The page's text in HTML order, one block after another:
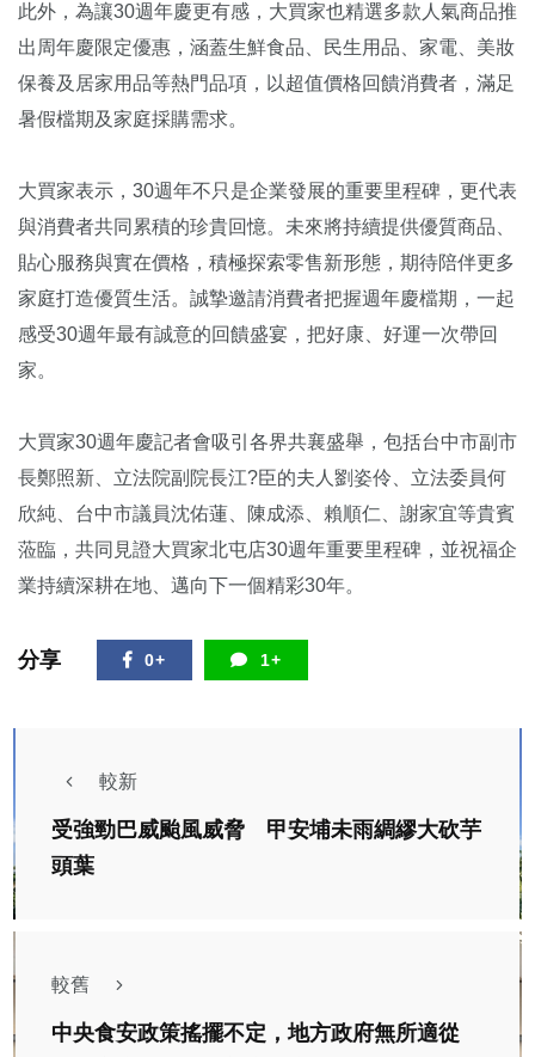
此外，為讓30週年慶更有感，大買家也精選多款人氣商品推
出周年慶限定優惠，涵蓋生鮮食品、民生用品、家電、美妝
保養及居家用品等熱門品項，以超值價格回饋消費者，滿足
暑假檔期及家庭採購需求。
大買家表示，30週年不只是企業發展的重要里程碑，更代表
與消費者共同累積的珍貴回憶。未來將持續提供優質商品、
貼心服務與實在價格，積極探索零售新形態，期待陪伴更多
家庭打造優質生活。誠摯邀請消費者把握週年慶檔期，一起
感受30週年最有誠意的回饋盛宴，把好康、好運一次帶回
家。
大買家30週年慶記者會吸引各界共襄盛舉，包括台中市副市
長鄭照新、立法院副院長江?臣的夫人劉姿伶、立法委員何
欣純、台中市議員沈佑蓮、陳成添、賴順仁、謝家宜等貴賓
蒞臨，共同見證大買家北屯店30週年重要里程碑，並祝福企
業持續深耕在地、邁向下一個精彩30年。
分享 0+ 1+
較新
受強勁巴威颱風威脅 甲安埔未雨綢繆大砍芋
頭葉
較舊
中央食安政策搖擺不定，地方政府無所適從